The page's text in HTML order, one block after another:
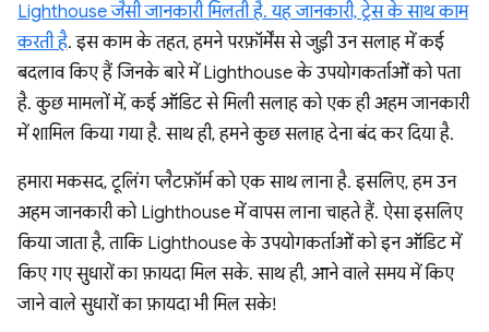
Lighthouse जैसी जानकारी मिलती है. यह जानकारी, ट्रेस के साथ काम
करती है. इस काम के तहत, हमने परफ़ॉर्मेंस से जुड़ी उन सलाह में कई
बदलाव किए हैं जिनके बारे में Lighthouse के उपयोगकर्ताओं को पता
है. कुछ मामलों में, कई ऑडिट से मिली सलाह को एक ही अहम जानकारी
में शामिल किया गया है. साथ ही, हमने कुछ सलाह देना बंद कर दिया है.
हमारा मकसद, टूलिंग प्लैटफ़ॉर्म को एक साथ लाना है. इसलिए, हम उन
अहम जानकारी को Lighthouse में वापस लाना चाहते हैं. ऐसा इसलिए
किया जाता है, ताकि Lighthouse के उपयोगकर्ताओं को इन ऑडिट में
किए गए सुधारों का फ़ायदा मिल सके. साथ ही, आने वाले समय में किए
जाने वाले सुधारों का फ़ायदा भी मिल सके!